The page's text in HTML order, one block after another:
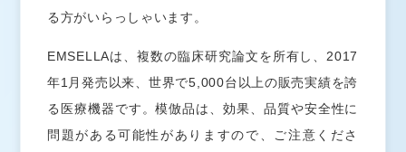
お問い合わせ
プライバシーポリシー
お問い合わせ
る方がいらっしゃいます。
EMSELLAは、複数の臨床研究論文を所有し、2017
年1月発売以来、世界で5,000台以上の販売実績を誇
る医療機器です。模倣品は、効果、品質や安全性に
問題がある可能性がありますので、ご注意くださ